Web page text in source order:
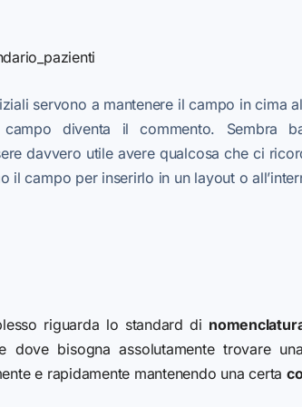
pazienti
servono a mantenere il campo in cima
diventa il commento. Sembra
davvero utile avere qualcosa che ci
il campo per inserirlo in un layout o
riguarda lo standard di
dove bisogna assolutamente trovare
e rapidamente mantenendo una certa